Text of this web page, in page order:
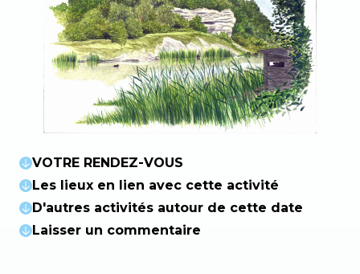
VOTRE RENDEZ-VOUS
Les lieux en lien avec cette activité
D'autres activités autour de cette date
Laisser un commentaire